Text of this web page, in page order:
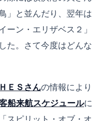
」と並んだり、翌年は
ーン・エリザベス２」
た。さて今度はどんな
ＥＳさんの情報により
船来航スケジュールに